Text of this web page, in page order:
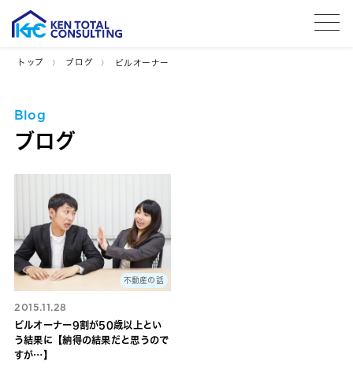
トップ ブログ ビルオーナー
Blog
ブログ
不動産の話
2015.11.28
ビルオーナー9割が50歳以上とい
う結果に【納得の結果だと思うので
すが…】